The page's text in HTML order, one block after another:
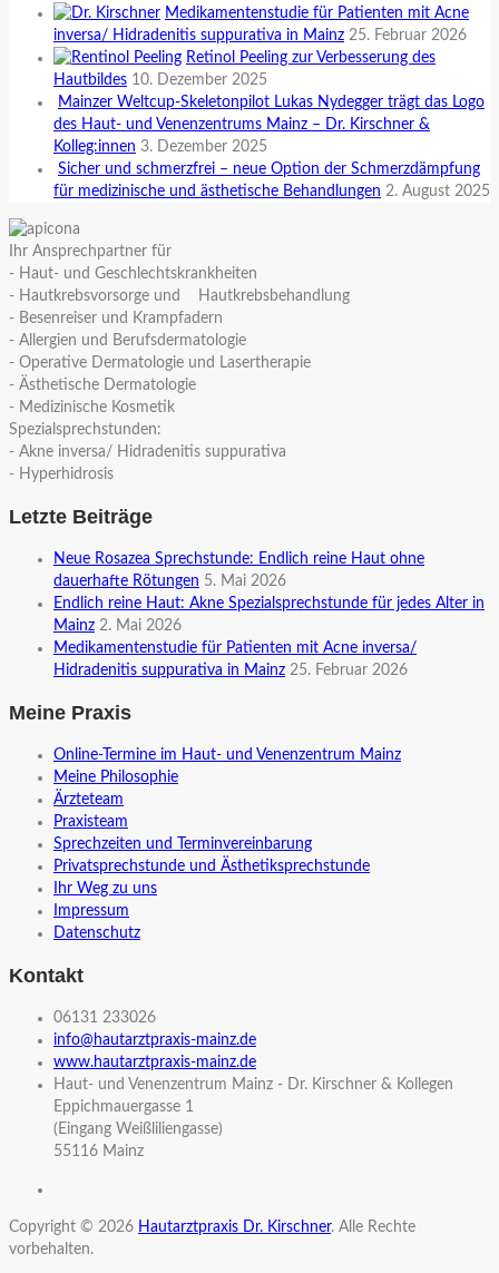
Medikamentenstudie für Patienten mit Acne
inversa/ Hidradenitis suppurativa in Mainz 25. Februar 2026
Retinol Peeling zur Verbesserung des
Hautbildes 10. Dezember 2025
Mainzer Weltcup-Skeletonpilot Lukas Nydegger trägt das Logo
des Haut- und Venenzentrums Mainz – Dr. Kirschner &
Kolleg:innen 3. Dezember 2025
Sicher und schmerzfrei – neue Option der Schmerzdämpfung
für medizinische und ästhetische Behandlungen 2. August 2025
Ihr Ansprechpartner für
- Haut- und Geschlechtskrankheiten
- Hautkrebsvorsorge und Hautkrebsbehandlung
- Besenreiser und Krampfadern
- Allergien und Berufsdermatologie
- Operative Dermatologie und Lasertherapie
- Ästhetische Dermatologie
- Medizinische Kosmetik
Spezialsprechstunden:
- Akne inversa/ Hidradenitis suppurativa
- Hyperhidrosis
Letzte Beiträge
Neue Rosazea Sprechstunde: Endlich reine Haut ohne
dauerhafte Rötungen 5. Mai 2026
Endlich reine Haut: Akne Spezialsprechstunde für jedes Alter in
Mainz 2. Mai 2026
Medikamentenstudie für Patienten mit Acne inversa/
Hidradenitis suppurativa in Mainz 25. Februar 2026
Meine Praxis
Online-Termine im Haut- und Venenzentrum Mainz
Meine Philosophie
Ärzteteam
Praxisteam
Sprechzeiten und Terminvereinbarung
Privatsprechstunde und Ästhetiksprechstunde
Ihr Weg zu uns
Impressum
Datenschutz
Kontakt
06131 233026
info@hautarztpraxis-mainz.de
www.hautarztpraxis-mainz.de
Haut- und Venenzentrum Mainz - Dr. Kirschner & Kollegen
Eppichmauergasse 1
(Eingang Weißliliengasse)
55116 Mainz
Copyright © 2026 Hautarztpraxis Dr. Kirschner. Alle Rechte
vorbehalten.